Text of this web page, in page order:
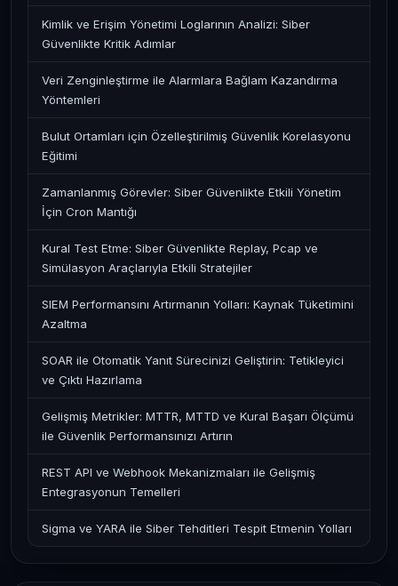
Kimlik ve Erişim Yönetimi Loglarının Analizi: Siber
Güvenlikte Kritik Adımlar
Veri Zenginleştirme ile Alarmlara Bağlam Kazandırma
Yöntemleri
Bulut Ortamları için Özelleştirilmiş Güvenlik Korelasyonu
Eğitimi
Zamanlanmış Görevler: Siber Güvenlikte Etkili Yönetim
İçin Cron Mantığı
Kural Test Etme: Siber Güvenlikte Replay, Pcap ve
Simülasyon Araçlarıyla Etkili Stratejiler
SIEM Performansını Artırmanın Yolları: Kaynak Tüketimini
Azaltma
SOAR ile Otomatik Yanıt Sürecinizi Geliştirin: Tetikleyici
ve Çıktı Hazırlama
Gelişmiş Metrikler: MTTR, MTTD ve Kural Başarı Ölçümü
ile Güvenlik Performansınızı Artırın
REST API ve Webhook Mekanizmaları ile Gelişmiş
Entegrasyonun Temelleri
Sigma ve YARA ile Siber Tehditleri Tespit Etmenin Yolları